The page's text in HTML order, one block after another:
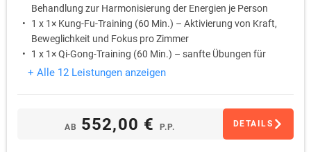
Behandlung zur Harmonisierung der Energien je Person
1 x 1× Kung-Fu-Training (60 Min.) – Aktivierung von Kraft,
Beweglichkeit und Fokus pro Zimmer
1 x 1× Qi-Gong-Training (60 Min.) – sanfte Übungen für
innere Balance und tiefe Entspannung pro Zimmer
+ Alle 12 Leistungen anzeigen
AB 552,00 € P.P. DETAILS